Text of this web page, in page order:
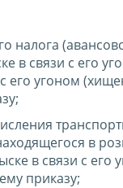
налога
в связи с его
его угоном
в
в связи с
приказу;